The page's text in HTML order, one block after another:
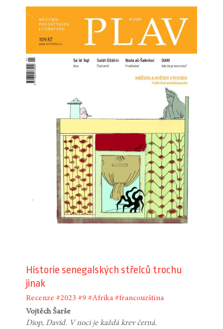
Historie senegalských střelců trochu
jinak
Recenze #2023 #9 #Afrika #francouzština
Vojtěch Šarše
Diop, David. V noci je každá krev černá.